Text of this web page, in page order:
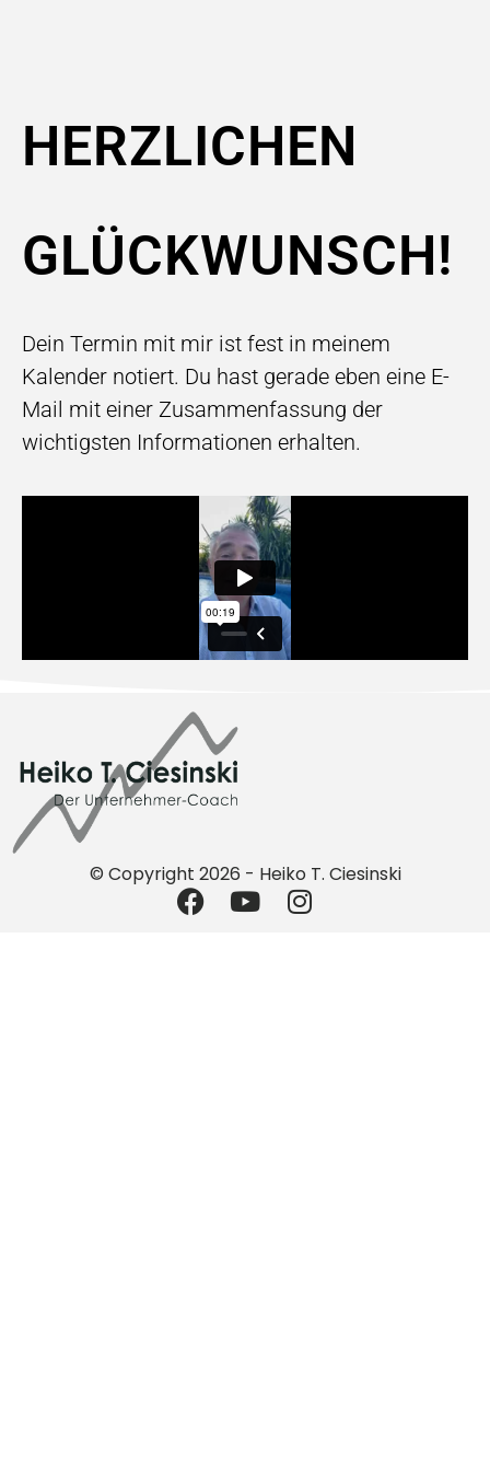
HERZLICHEN
GLÜCKWUNSCH!
Dein Termin mit mir ist fest in meinem
Kalender notiert. Du hast gerade eben eine E-
Mail mit einer Zusammenfassung der
wichtigsten Informationen erhalten.
© Copyright 2026 - Heiko T. Ciesinski